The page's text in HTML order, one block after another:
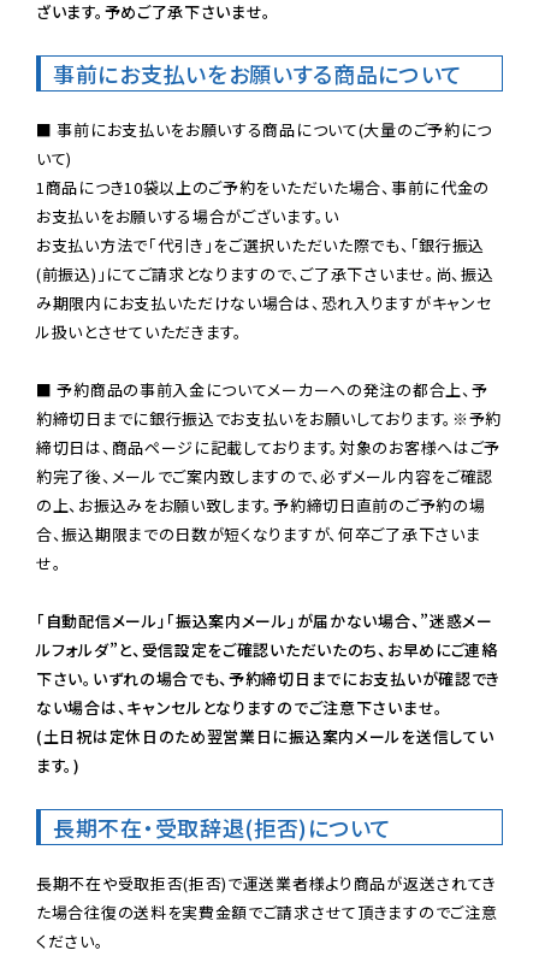
ざいます。予めご了承下さいませ。
事前にお支払いをお願いする商品について
■ 事前にお支払いをお願いする商品について(大量のご予約につ
いて)
1商品につき10袋以上のご予約をいただいた場合、事前に代金の
お支払いをお願いする場合がございます。い
お支払い方法で「代引き」をご選択いただいた際でも、「銀行振込
(前振込)」にてご請求となりますので、ご了承下さいませ。尚、振込
み期限内にお支払いただけない場合は、恐れ入りますがキャンセ
ル扱いとさせていただきます。
■ 予約商品の事前入金についてメーカーへの発注の都合上、予
約締切日までに銀行振込でお支払いをお願いしております。※予約
締切日は、商品ページに記載しております。対象のお客様へはご予
約完了後、メールでご案内致しますので、必ずメール内容をご確認
の上、お振込みをお願い致します。予約締切日直前のご予約の場
合、振込期限までの日数が短くなりますが、何卒ご了承下さいま
せ。
「自動配信メール」「振込案内メール」が届かない場合、”迷惑メー
ルフォルダ”と、受信設定をご確認いただいたのち、お早めにご連絡
下さい。いずれの場合でも、予約締切日までにお支払いが確認でき
ない場合は、キャンセルとなりますのでご注意下さいませ。
(土日祝は定休日のため翌営業日に振込案内メールを送信してい
ます。)
長期不在・受取辞退(拒否)について
長期不在や受取拒否(拒否)で運送業者様より商品が返送されてき
た場合往復の送料を実費金額でご請求させて頂きますのでご注意
ください。